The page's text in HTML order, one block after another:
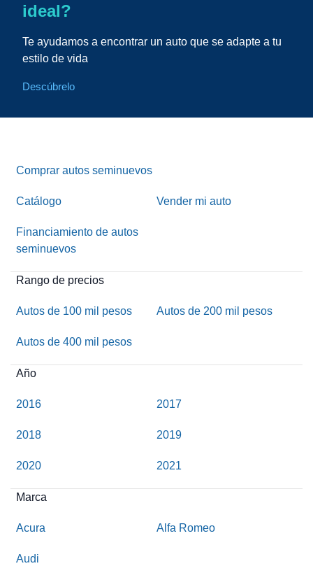
ideal?
Te ayudamos a encontrar un auto que se adapte a tu
estilo de vida
Descúbrelo
Comprar autos seminuevos
Catálogo Vender mi auto
Financiamiento de autos
seminuevos
Rango de precios
Autos de 100 mil pesos Autos de 200 mil pesos
Autos de 400 mil pesos
Año
2016 2017
2018 2019
2020 2021
Marca
Acura Alfa Romeo
Audi